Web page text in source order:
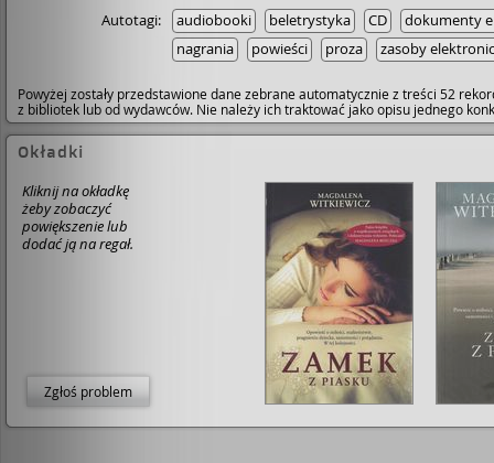
Autotagi: audiobooki beletrystyka CD
dokumenty
nagrania
powieści proza zasoby
Powyżej zostały przedstawione dane zebrane automatycznie z treści 52
z bibliotek lub od wydawców. Nie należy ich traktować jako opisu jednego
Okładki
Kliknij na okładkę
żeby zobaczyć
powiększenie lub
dodać ją na regał.
Zgłoś problem